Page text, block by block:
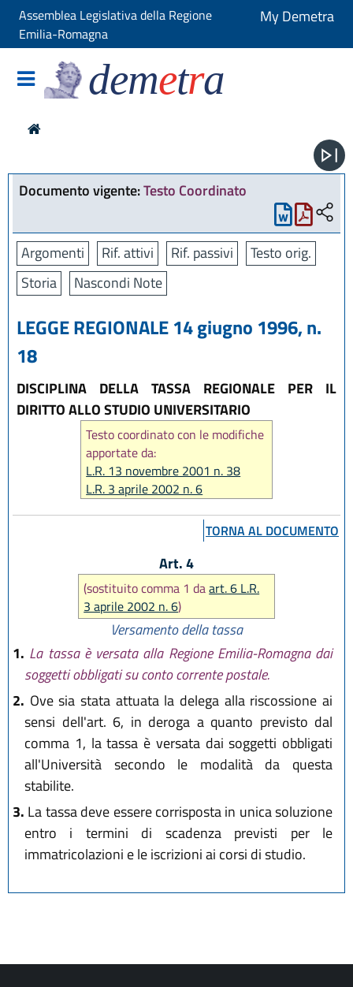
Assemblea Legislativa della Regione
Emilia-Romagna
My Demetra
demetra
Documento vigente:Testo Coordinato
Argomenti Rif. attivi Rif. passivi
Testo orig.
Storia
Nascondi Note
LEGGE REGIONALE 14 giugno 1996, n.
18
DISCIPLINA DELLA TASSA REGIONALE PER IL
DIRITTO ALLO STUDIO UNIVERSITARIO
Testo coordinato con le modifiche
apportate da:
L.R. 13 novembre 2001 n. 38
L.R. 3 aprile 2002 n. 6
TORNA AL DOCUMENTO
Art. 4
(sostituito comma 1 daart. 6 L.R.
3 aprile 2002 n. 6)
Versamento della tassa
1. La tassa è versata alla Regione Emilia-Romagna dai
soggetti obbligati su conto corrente postale.
2. Ove sia stata attuata la delega alla riscossione ai
sensi dell'art. 6, in deroga a quanto previsto dal
comma 1, la tassa è versata dai soggetti obbligati
all'Università secondo le modalità da questa
stabilite.
3. La tassa deve essere corrisposta in unica soluzione
entro i termini di scadenza previsti per le
immatricolazioni e le iscrizioni ai corsi di studio.